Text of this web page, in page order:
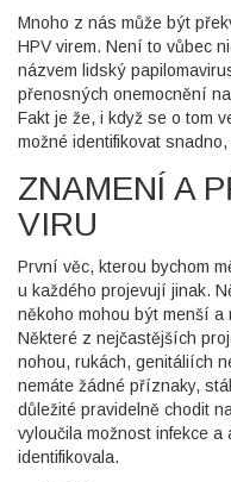
Mnoho z nás může být
HPV virem. Není to vůbec
názvem lidský
přenosných onemocnění
Fakt je že, i když se o tom
možné identifikovat
ZNAMENÍ A
VIRU
První věc, kterou bychom
u každého projevují jinak.
někoho mohou být menší
Některé z nejčastějších
nohou, rukách, genitáliích
nemáte žádné příznaky,
důležité pravidelně chodit
vyloučila možnost infekce
identifikovala.